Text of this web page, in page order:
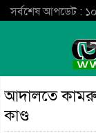
সর্বশেষ আপডেট :
আদালতে
কাণ্ড